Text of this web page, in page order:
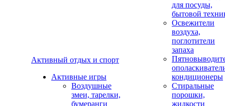
Активный отдых и спорт
Активные игры
Воздушные
змеи, тарелки,
бумеранги
для посуды,
бытовой
Освежители
воздуха,
поглотители
запаха
кондиционеры
Стиральные
порошки,
жидкости